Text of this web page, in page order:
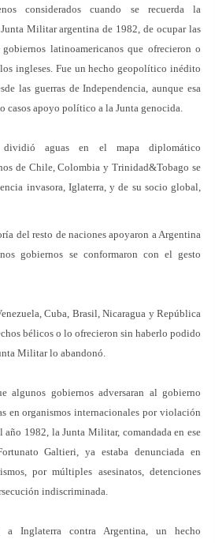
considerados cuando se recuerda la
Militar argentina de 1982, de ocupar las
latinoamericanos que ofrecieron o
ingleses. Fue un hecho geopolítico inédito
las guerras de Independencia, aunque esa
casos apoyo político a la Junta genocida.
aguas en el mapa diplomático
de Chile, Colombia y Trinidad&Tobago se
invasora, Iglaterra, y de su socio global,
del resto de naciones apoyaron a Argentina
gobiernos se conformaron con el gesto
Cuba, Brasil, Nicaragua y República
bélicos o lo ofrecieron sin haberlo podido
Militar lo abandonó.
algunos gobiernos adversaran al gobierno
en organismos internacionales por violación
año 1982, la Junta Militar, comandada en ese
Galtieri, ya estaba denunciada en
por múltiples asesinatos, detenciones
indiscriminada.
a Inglaterra contra Argentina, un hecho